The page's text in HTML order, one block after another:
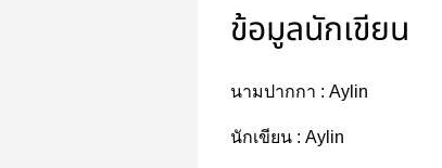
ข้อมูลนักเขียน
นามปากกา : Aylin
นักเขียน : Aylin